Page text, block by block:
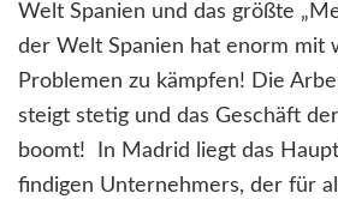
Welt Spanien und das größte
der Welt Spanien hat enorm mit
Problemen zu kämpfen! Die
steigt stetig und das Geschäft
boomt! In Madrid liegt das
findigen Unternehmers, der für